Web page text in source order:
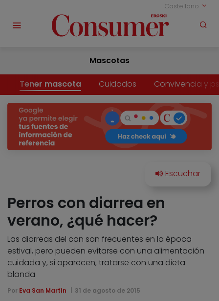
Castellano
Mascotas
Tener mascota Cuidados Convivencia y
Perros con diarrea en
verano, ¿qué hacer?
Las diarreas del can son frecuentes en la época
estival, pero pueden evitarse con una alimentación
cuidada y, si aparecen, tratarse con una dieta
blanda
Por Eva San Martín 31 de agosto de 2015